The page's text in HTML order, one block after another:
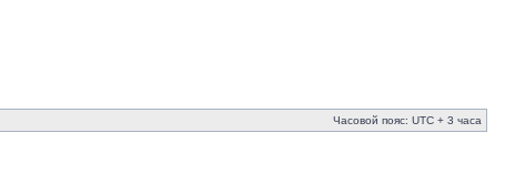
Часовой пояс: UTC + 3 часа